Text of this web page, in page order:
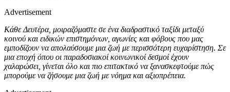
Advertisement
Κάθε Δευτέρα, μοιραζόμαστε σε ένα διαδραστικό ταξίδι μεταξύ
κοινού και ειδικών επιστημόνων, αγωνίες και φόβους που μας
εμποδίζουν να απολαύσουμε μια ζωή με περισσότερη ευχαρίστηση. Σε
μια εποχή όπου οι παραδοσιακοί κοινωνικοί δεσμοί έχουν
χαλαρώσει, γίνεται όλο και πιο επιτακτικό να ξανασκεφτούμε πώς
μπορούμε να ζήσουμε μια ζωή με νόημα και αξιοπρέπεια.